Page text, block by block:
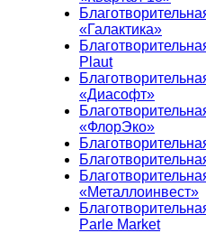
«Галактика»
Plaut
«Диасофт»
«ФлорЭко»
«Металлоинвест»
Parle Market